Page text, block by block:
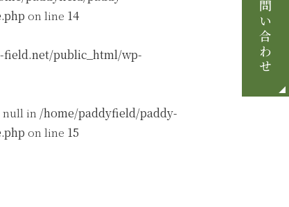
お問い合わせ
on line 14
public_html/wp-
null in /home/paddyfield/paddy-
on line 15